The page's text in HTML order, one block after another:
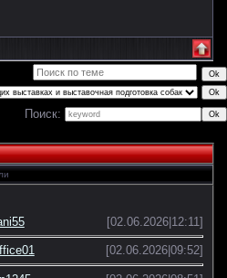
Поиск:
[02.06.2026|12:11]
[02.06.2026|09:52]